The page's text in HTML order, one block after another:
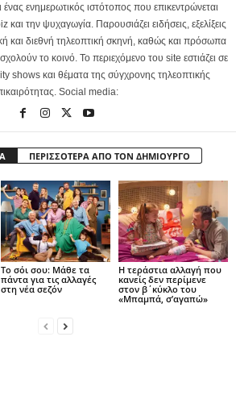
ενημερωτικός ιστότοπος που επικεντρώνεται
την ψυχαγωγία. Παρουσιάζει ειδήσεις, εξελίξεις
και διεθνή τηλεοπτική σκηνή, καθώς και πρόσωπα
το κοινό. Το περιεχόμενο του site εστιάζει σε
shows και θέματα της σύγχρονης τηλεοπτικής
Social media:
ΠΕΡΙΣΣΟΤΕΡΑ ΑΠΟ ΤΟΝ ΔΗΜΙΟΥΡΓΟ
Το σόι σου: Μάθε τα
πάντα για τις αλλαγές
στη νέα σεζόν
Η τεράστια αλλαγή που
κανείς δεν περίμενε
στον β΄κύκλο του
«Μπαμπά, σ’αγαπώ»